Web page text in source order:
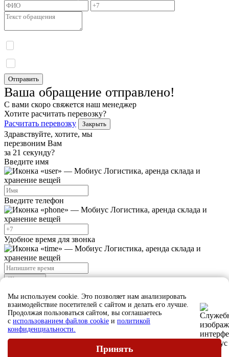
Отправить
Ваша обращение отправлено!
С вами скоро свяжется наш менеджер
Хотите расчитать перевозку?
Расчитать перевозку
Закрыть
Здравствуйте, хотите, мы
перезвоним Вам
за 21 секунду?
Введите имя
Введите телефон
Удобное время для звонка
Жду звонка
обработку персональных данных и принимаюусловия
соглашения
Ждите звонка, наш сотрудник скоро свяжется с вами
Мы используем cookie. Это позволяет нам анализировать
взаимодействие посетителей с сайтом и делать его лучше.
Продолжая пользоваться сайтом, вы соглашаетесь
с использованием файлов cookie и политикой
конфиденциальности.
Принять